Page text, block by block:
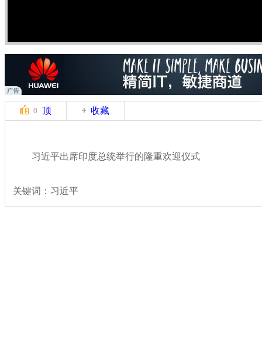
0 顶 收藏
习近平出席印度总统举行的隆重欢迎仪式
关键词：习近平